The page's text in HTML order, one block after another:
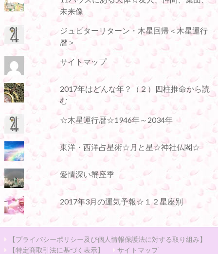
未来像
ジュピターリターン・木星回帰＜木星運行
暦＞
サイトマップ
2017年はどんな年？（２）四柱推命から読
む
☆木星運行暦☆1946年～2034年
東洋・西洋占星術☆月と星☆神社仏閣☆
愛情深い蟹座季
2017年3月の運気予報☆１２星座別
【プライバシーポリシー及び個人情報保護法に対する取り組み】
【特定商取引法に基づく表示】
サイトマップ